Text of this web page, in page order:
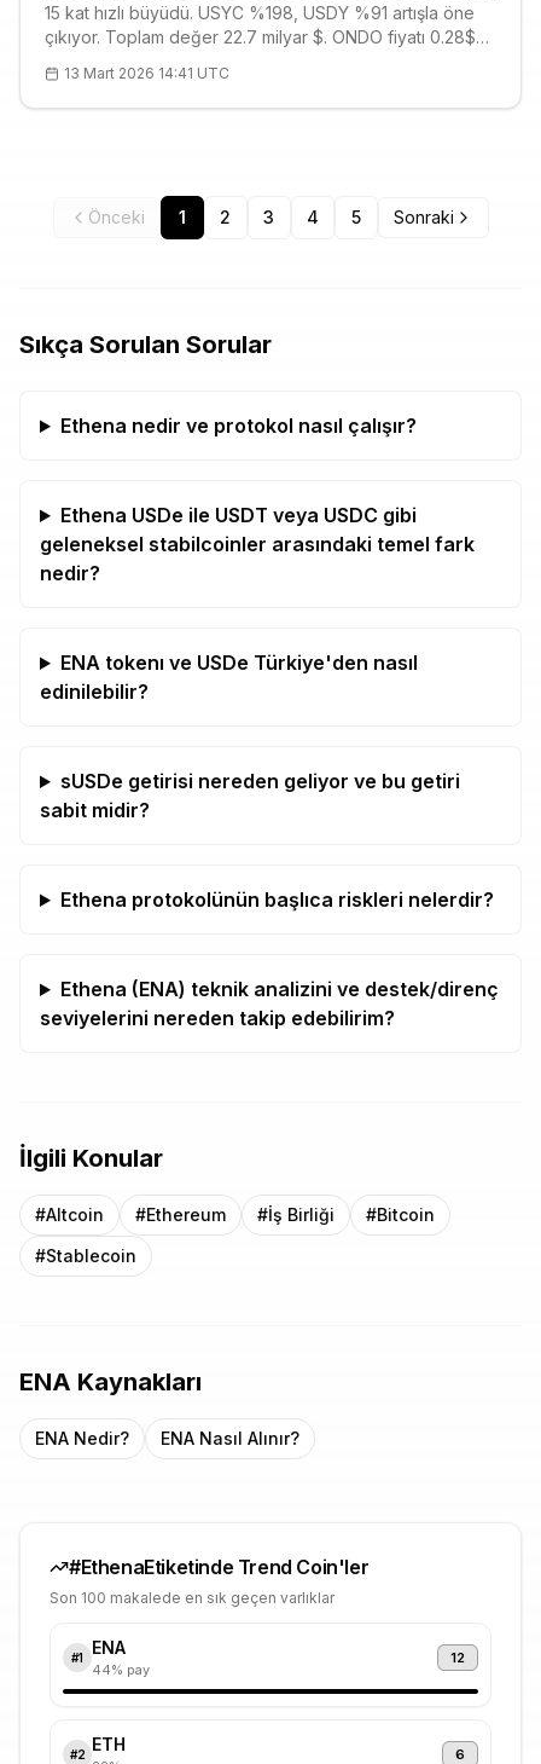
15 kat hızlı büyüdü. USYC %198, USDY %91 artışla öne
çıkıyor. Toplam değer 22.7 milyar $. ONDO fiyatı 0.28$
ve GENIUS Act'ler tartışılıyor.
13 Mart 2026 14:41 UTC
Önceki 1 2 3 4 5 Sonraki
Sıkça Sorulan Sorular
Ethena nedir ve protokol nasıl çalışır?
Ethena USDe ile USDT veya USDC gibi
geleneksel stabilcoinler arasındaki temel fark
nedir?
ENA tokenı ve USDe Türkiye'den nasıl
edinilebilir?
sUSDe getirisi nereden geliyor ve bu getiri
sabit midir?
Ethena protokolünün başlıca riskleri nelerdir?
Ethena (ENA) teknik analizini ve destek/direnç
seviyelerini nereden takip edebilirim?
İlgili Konular
#Altcoin #Ethereum #İş Birliği #Bitcoin
#Stablecoin
ENA Kaynakları
ENA Nedir? ENA Nasıl Alınır?
#EthenaEtiketinde Trend Coin'ler
Son 100 makalede en sık geçen varlıklar
#1 ENA
44% pay
12
#2 ETH 6